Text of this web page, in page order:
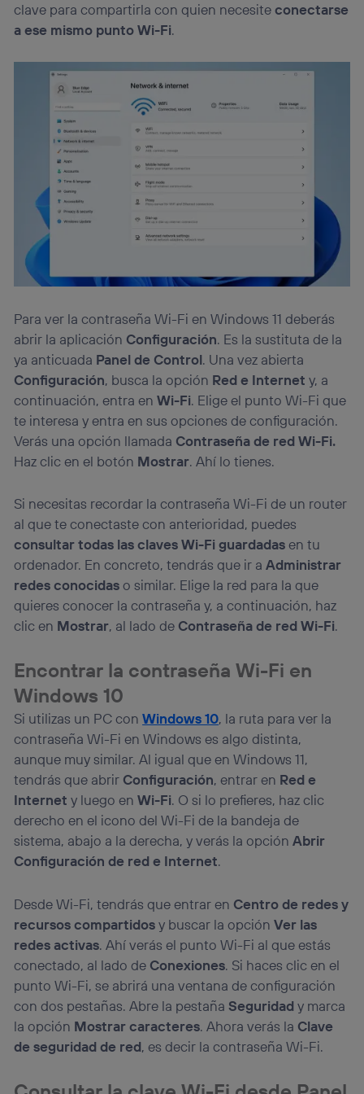
clave para compartirla con quien necesiteconectarse
a ese mismo punto Wi-Fi.
Para ver la contraseña Wi-Fi en Windows 11 deberás
abrir la aplicación Configuración. Es la sustituta de la
ya anticuada Panel de Control. Una vez abierta
Configuración, busca la opción Red e Internet y, a
continuación, entra enWi-Fi. Elige el punto Wi-Fi que
te interesa y entra en sus opciones de configuración.
Verás una opción llamada Contraseña de red Wi-Fi.
Haz clic en el botón Mostrar. Ahí lo tienes.
Si necesitas recordar la contraseña Wi-Fi de un router
al que te conectaste con anterioridad, puedes
consultar todas las claves Wi-Fi guardadasen tu
ordenador. En concreto, tendrás que ir aAdministrar
redes conocidaso similar. Elige la red para la que
quieres conocer la contraseña y, a continuación, haz
clic en Mostrar, al lado de Contraseña de red Wi-Fi.
Encontrar la contraseña Wi-Fi en
Windows 10
Si utilizas un PC conWindows 10, la ruta para ver la
contraseña Wi-Fi en Windows es algo distinta,
aunque muy similar. Al igual que en Windows 11,
tendrás que abrir Configuración, entrar en Red e
Internet y luego enWi-Fi. O si lo prefieres, haz clic
derecho en el icono del Wi-Fi de la bandeja de
sistema, abajo a la derecha, y verás la opciónAbrir
Configuración de red e Internet.
Desde Wi-Fi, tendrás que entrar en Centro de redes y
recursos compartidosy buscar la opciónVer las
redes activas. Ahí verás el punto Wi-Fi al que estás
conectado, al lado de Conexiones. Si haces clic en el
punto Wi-Fi, se abrirá una ventana de configuración
con dos pestañas. Abre la pestañaSeguridady marca
la opción Mostrar caracteres. Ahora verás la Clave
de seguridad de red, es decir la contraseña Wi-Fi.
visitando el portal de privacidad de Utiq
(“consenthub”)
. Para más información, consulta
la política de privacidad de Utiq